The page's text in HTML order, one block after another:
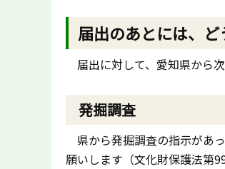
届出のあとには、
届出に対して、愛知県から
発掘調査
県から発掘調査の指示があ
願いします（文化財保護法第